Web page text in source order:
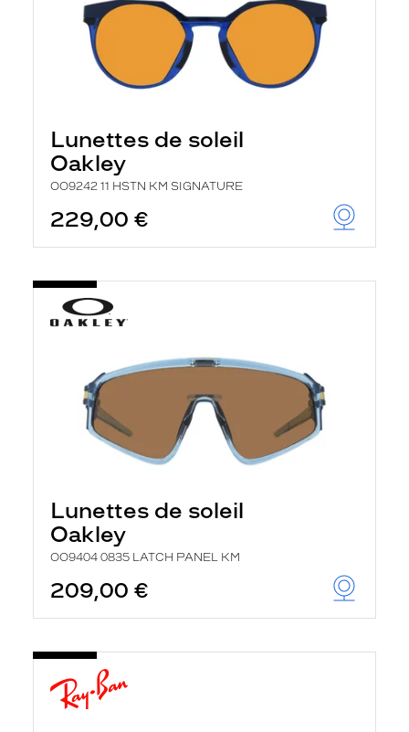
Lunettes de soleil
Oakley
OO9242 11 HSTN KM SIGNATURE
229,00 €
Lunettes de soleil
Oakley
OO9404 0835 LATCH PANEL KM
209,00 €